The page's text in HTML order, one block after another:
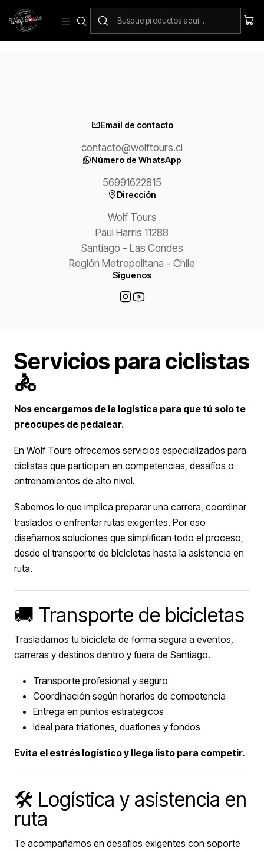
Servicios para ciclistas
Email de contacto
contacto@wolftours.cl
Número de WhatsApp
56991622815
Dirección
Wolf Tours
Paul Harris 11288
Santiago - Las Condes
Región Metropolitana - Chile
Síguenos
Servicios para ciclistas
🚴
Nos encargamos de la logística para que tú solo te
preocupes de pedalear.
En Wolf Tours ofrecemos servicios especializados para
ciclistas que participan en competencias, desafíos o
entrenamientos de alto nivel.
Sabemos lo que implica preparar una carrera, coordinar
traslados o enfrentar rutas exigentes. Por eso
diseñamos soluciones que simplifican todo el proceso,
desde el transporte de bicicletas hasta la asistencia en
ruta.
🚚 Transporte de bicicletas
Trasladamos tu bicicleta de forma segura a eventos,
carreras y destinos dentro y fuera de Santiago.
Transporte profesional y seguro
Coordinación según horarios de competencia
Entrega en puntos estratégicos
Ideal para triatlones, duatlones y fondos
Evita el estrés logístico y llega listo para competir.
🛠️ Logística y asistencia en
ruta
Te acompañamos en desafíos exigentes con soporte